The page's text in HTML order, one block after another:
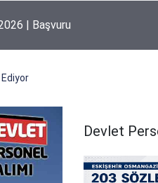
| Başvuru
Ediyor
Devlet